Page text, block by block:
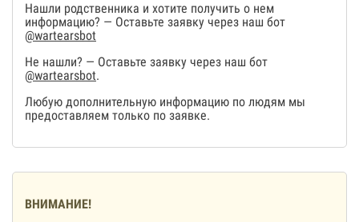
Нашли родственника и хотите получить о нем
информацию? — Оставьте заявку через наш бот
@wartearsbot
Не нашли? — Оставьте заявку через наш бот
@wartearsbot.
Любую дополнительную информацию по людям мы
предоставляем только по заявке.
ВНИМАНИЕ!